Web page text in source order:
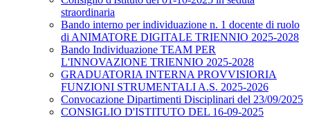
straordinaria
Bando interno per individuazione n. 1 docente di ruolo
di ANIMATORE DIGITALE TRIENNIO 2025-2028
Bando Individuazione TEAM PER
L'INNOVAZIONE TRIENNIO 2025-2028
GRADUATORIA INTERNA PROVVISIORIA
FUNZIONI STRUMENTALI A.S. 2025-2026
Convocazione Dipartimenti Disciplinari del 23/09/2025
CONSIGLIO D'ISTITUTO DEL 16-09-2025